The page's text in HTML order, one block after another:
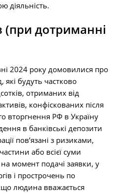
діяльність.
(при дотриманні
2024 року домовилися про
будуть частково
отриманих від
конфіскованих після
вторгнення РФ в Україну
в банківські депозити
пов’язані з ризиками,
або всієї суми
момент подачі заявки, у
і прострочень по
людина вважається